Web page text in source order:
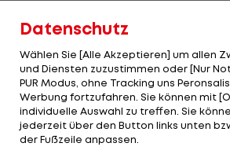
ÜBERSICHT NEWS
Datenschutz
Wählen Sie [Alle Akzeptieren] um allen
und Diensten zuzustimmen oder [Nur
PUR Modus, ohne Tracking uns
Werbung fortzufahren. Sie können mit
individuelle Auswahl zu treffen. Sie
jederzeit über den Button links unten
der Fußzeile anpassen.